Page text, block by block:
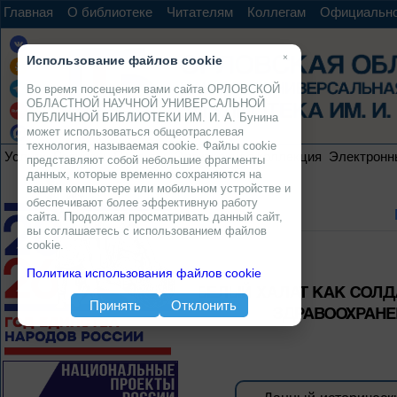
Главная О библиотеке Читателям Коллегам
Услуги Ресурсы Проекты Электронная коллекция
БЕЛЫЙ ХАЛАТ КАК
×
Использование файлов cookie
Во время посещения вами сайта ОРЛОВСКОЙ
ОБЛАСТНОЙ НАУЧНОЙ УНИВЕРСАЛЬНОЙ
ПУБЛИЧНОЙ БИБЛИОТЕКИ ИМ. И. А. Бунина
может использоваться общеотраслевая
технология, называемая cookie. Файлы cookie
представляют собой небольшие фрагменты
данных, которые временно сохраняются на
вашем компьютере или мобильном устройстве и
обеспечивают более эффективную работу
сайта. Продолжая просматривать данный сайт,
вы соглашаетесь с использованием файлов
cookie.
Политика использования файлов cookie
Принять Отклонить